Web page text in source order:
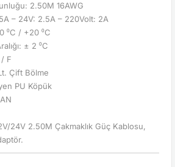
2.50M 16AWG
– 24V: 2.5A – 220Volt: 2A
⁰C / +20 ⁰C
± 2 ⁰C
/ F
Çift Bölme
PU Köpük
24V 2.50M Çakmaklık Güç Kablosu,